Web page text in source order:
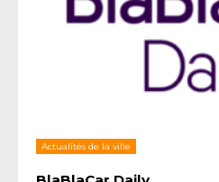
Actualités de la ville